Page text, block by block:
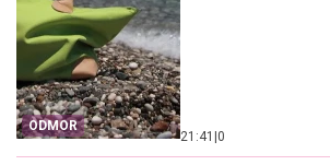
ODMOR
21:41 0